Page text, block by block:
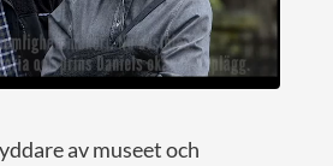
av museet och